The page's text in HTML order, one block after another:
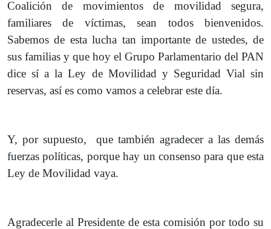
Coalición de movimientos de movilidad segura,
familiares de víctimas, sean todos bienvenidos.
Sabemos de esta lucha tan importante de ustedes, de
sus familias y que hoy el Grupo Parlamentario del PAN
dice sí a la Ley de Movilidad y Seguridad Vial sin
reservas, así es como vamos a celebrar este día.
Y, por supuesto, que también agradecer a las demás
fuerzas políticas, porque hay un consenso para que esta
Ley de Movilidad vaya.
Agradecerle al Presidente de esta comisión por todo su